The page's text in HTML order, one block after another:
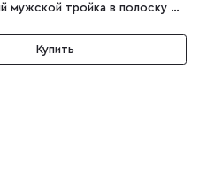
Костюм синий мужской тройка в полоску Matteus
Купить